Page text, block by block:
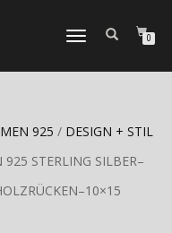
TOGGLE
0
925 / DESIGN + STIL
STERLING SILBER–